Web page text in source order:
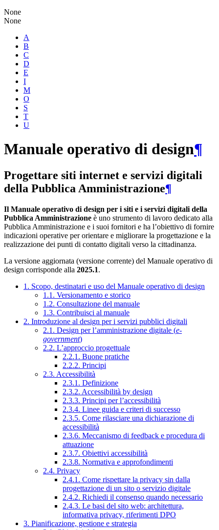
None
None
A
B
C
D
E
I
M
O
S
T
U
Manuale operativo di design¶
Progettare siti internet e servizi digitali
della Pubblica Amministrazione¶
Il Manuale operativo di design per i siti e i servizi digitali della
Pubblica Amministrazione è uno strumento di lavoro dedicato alla
Pubblica Amministrazione e i suoi fornitori e ha l’obiettivo di fornire
indicazioni operative per orientare e migliorare la progettazione e la
realizzazione dei punti di contatto digitali verso la cittadinanza.
La versione aggiornata (versione corrente) del Manuale operativo di
design corrisponde alla 2025.1.
1. Scopo, destinatari e uso del Manuale operativo di design
1.1. Versionamento e storico
1.2. Consultazione del manuale
1.3. Contribuisci al manuale
2. Introduzione al design per i servizi pubblici digitali
2.1. Design per l’amministrazione digitale (e-
government)
2.2. L’approccio progettuale
2.2.1. Buone pratiche
2.2.2. Principi
2.3. Accessibilità
2.3.1. Definizione
2.3.2. Accessibilità by design
2.3.3. Principi per l’accessibilità
2.3.4. Linee guida e criteri di successo
2.3.5. Come rilasciare una dichiarazione di
accessibilità
2.3.6. Meccanismo di feedback e procedura di
attuazione
2.3.7. Obiettivi accessibilità
2.3.8. Normativa e approfondimenti
2.4. Privacy
2.4.1. Come rispettare la privacy sin dalla
progettazione di un sito o servizio digitale
2.4.2. Richiedi il consenso quando necessario
2.4.3. Le basi del sito web: architettura,
informativa privacy, riferimenti DPO
3. Pianificazione, gestione e strategia